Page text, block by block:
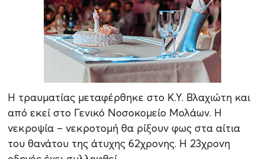
Η τραυματίας μεταφέρθηκε στο Κ.Υ. Βλαχιώτη και
από εκεί στο Γενικό Νοσοκομείο Μολάων. Η
νεκροψία – νεκροτομή θα ρίξουν φως στα αίτια
του θανάτου της άτυχης 62χρονης. Η 23χρονη